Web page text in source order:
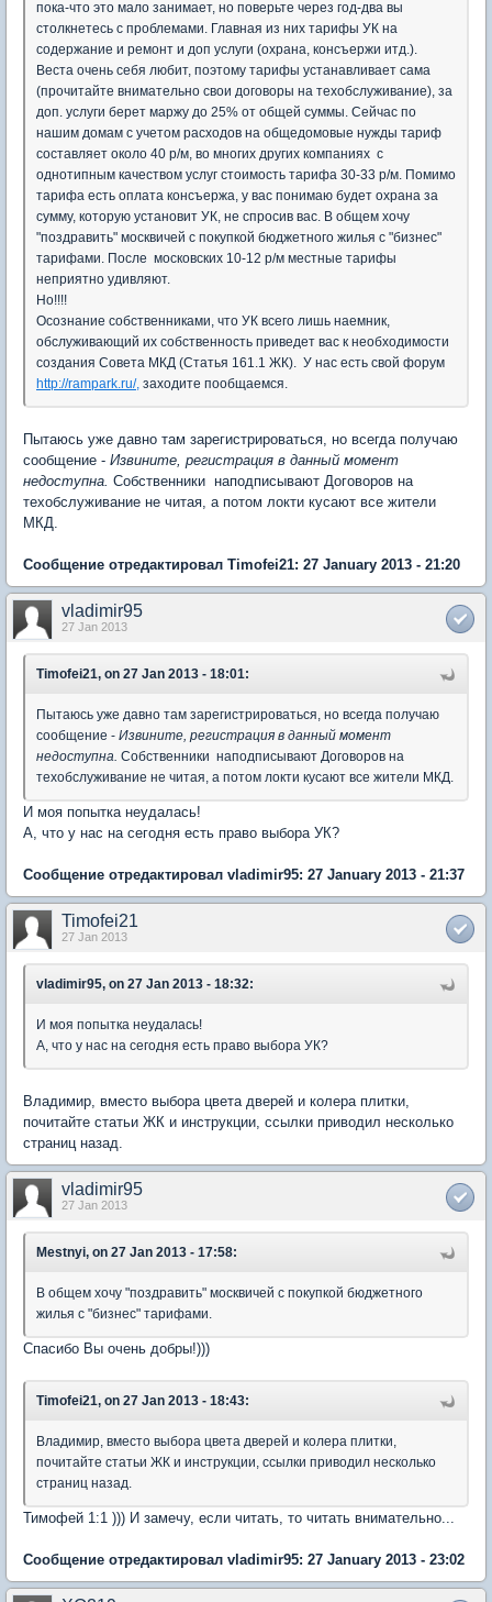
пока-что это мало занимает, но поверьте через год-два вы
столкнетесь с проблемами. Главная из них тарифы УК на
содержание и ремонт и доп услуги (охрана, консъержи итд.).
Веста очень себя любит, поэтому тарифы устанавливает сама
(прочитайте внимательно свои договоры на техобслуживание), за
доп. услуги берет маржу до 25% от общей суммы. Сейчас по
нашим домам с учетом расходов на общедомовые нужды тариф
составляет около 40 р/м, во многих других компаниях с
однотипным качеством услуг стоимость тарифа 30-33 р/м. Помимо
тарифа есть оплата консъержа, у вас понимаю будет охрана за
сумму, которую установит УК, не спросив вас. В общем хочу
"поздравить" москвичей с покупкой бюджетного жилья с "бизнес"
тарифами. После московских 10-12 р/м местные тарифы
неприятно удивляют.
Но!!!!
Осознание собственниками, что УК всего лишь наемник,
обслуживающий их собственность приведет вас к необходимости
создания Совета МКД (Статья 161.1 ЖК). У нас есть свой форум
http://rampark.ru/, заходите пообщаемся.
Пытаюсь уже давно там зарегистрироваться, но всегда получаю
сообщение - Извините, регистрация в данный момент
недоступна. Собственники наподписывают Договоров на
техобслуживание не читая, а потом локти кусают все жители
МКД.
Сообщение отредактировал Timofei21: 27 January 2013 - 21:20
vladimir95
27 Jan 2013
Timofei21, on 27 Jan 2013 - 18:01:
Пытаюсь уже давно там зарегистрироваться, но всегда получаю
сообщение - Извините, регистрация в данный момент
недоступна. Собственники наподписывают Договоров на
техобслуживание не читая, а потом локти кусают все жители МКД.
И моя попытка неудалась!
А, что у нас на сегодня есть право выбора УК?
Сообщение отредактировал vladimir95: 27 January 2013 - 21:37
Timofei21
27 Jan 2013
vladimir95, on 27 Jan 2013 - 18:32:
И моя попытка неудалась!
А, что у нас на сегодня есть право выбора УК?
Владимир, вместо выбора цвета дверей и колера плитки,
почитайте статьи ЖК и инструкции, ссылки приводил несколько
страниц назад.
vladimir95
27 Jan 2013
Mestnyi, on 27 Jan 2013 - 17:58:
В общем хочу "поздравить" москвичей с покупкой бюджетного
жилья с "бизнес" тарифами.
Спасибо Вы очень добры!)))
Timofei21, on 27 Jan 2013 - 18:43:
Владимир, вместо выбора цвета дверей и колера плитки,
почитайте статьи ЖК и инструкции, ссылки приводил несколько
страниц назад.
Тимофей 1:1 ))) И замечу, если читать, то читать внимательно...
Сообщение отредактировал vladimir95: 27 January 2013 - 23:02